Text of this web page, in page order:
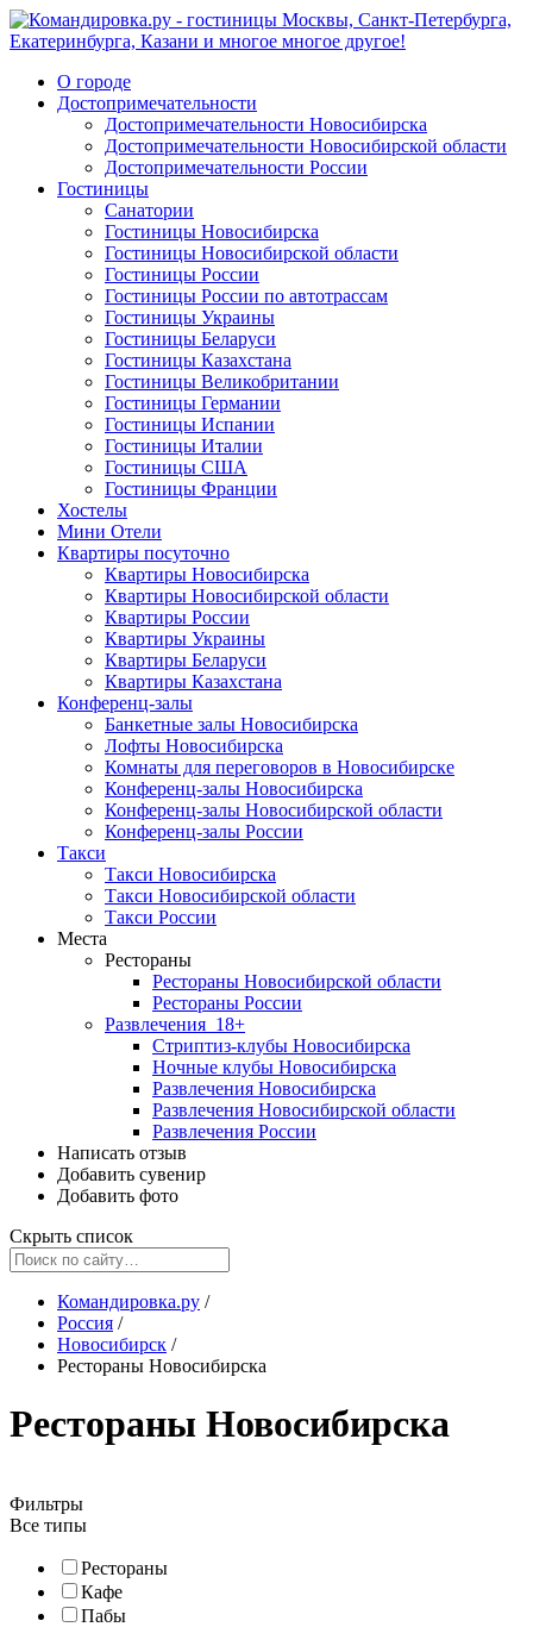
О городе
Достопримечательности
Достопримечательности Новосибирска
Достопримечательности Новосибирской области
Достопримечательности России
Гостиницы
Санатории
Гостиницы Новосибирска
Гостиницы Новосибирской области
Гостиницы России
Гостиницы России по автотрассам
Гостиницы Украины
Гостиницы Беларуси
Гостиницы Казахстана
Гостиницы Великобритании
Гостиницы Германии
Гостиницы Испании
Гостиницы Италии
Гостиницы США
Гостиницы Франции
Хостелы
Мини Отели
Квартиры посуточно
Квартиры Новосибирска
Квартиры Новосибирской области
Квартиры России
Квартиры Украины
Квартиры Беларуси
Квартиры Казахстана
Конференц-залы
Банкетные залы Новосибирска
Лофты Новосибирска
Комнаты для переговоров в Новосибирске
Конференц-залы Новосибирска
Конференц-залы Новосибирской области
Конференц-залы России
Такси
Такси Новосибирска
Такси Новосибирской области
Такси России
Места
Рестораны
Рестораны Новосибирской области
Рестораны России
Развлечения 18+
Стриптиз-клубы Новосибирска
Ночные клубы Новосибирска
Развлечения Новосибирска
Развлечения Новосибирской области
Развлечения России
Написать отзыв
Добавить сувенир
Добавить фото
Скрыть список
Командировка.ру /
Россия /
Новосибирск /
Рестораны Новосибирска
Рестораны Новосибирска
Фильтры
Все типы
Рестораны
Кафе
Пабы